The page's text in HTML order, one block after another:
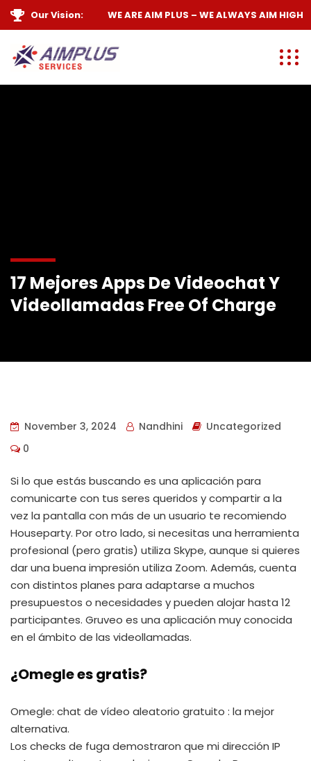
Our Vision:WE AREAIM PLUS – WE ALWAYSAIM HIGH
17 Mejores Apps De Videochat Y
Videollamadas Free Of Charge
November 3, 2024 Nandhini
Uncategorized
0
Si lo que estás buscando es una aplicación para
comunicarte con tus seres queridos y compartir a la
vez la pantalla con más de un usuario te recomiendo
Houseparty. Por otro lado, si necesitas una herramienta
profesional (pero gratis) utiliza Skype, aunque si quieres
dar una buena impresión utiliza Zoom. Además, cuenta
con distintos planes para adaptarse a muchos
presupuestos o necesidades y pueden alojar hasta 12
participantes. Gruveo es una aplicación muy conocida
en el ámbito de las videollamadas.
¿Omegle es gratis?
Omegle: chat de vídeo aleatorio gratuito : la mejor
alternativa.
Los checks de fuga demostraron que mi dirección IP